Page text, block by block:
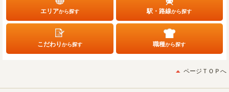
エリアから探す 駅・路線から探す
こだわりから探す 職種から探す
ページＴＯＰへ